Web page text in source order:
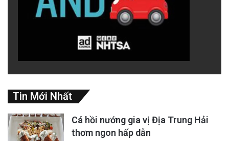
Tin Mới Nhất
Cá hồi nướng gia vị Địa Trung Hải
thơm ngon hấp dẫn